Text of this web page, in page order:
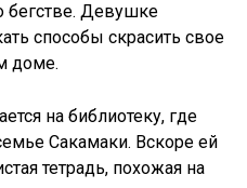
бегстве. Девушке
способы скрасить свое
доме.
на библиотеку, где
Сакамаки. Вскоре ей
тетрадь, похожая на